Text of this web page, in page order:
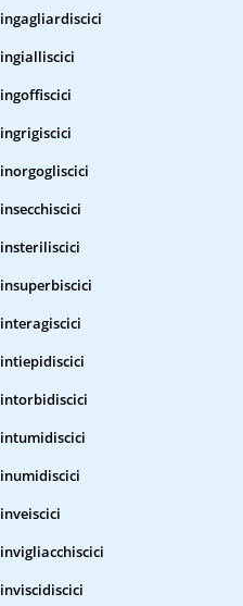
ingagliardiscici
ingialliscici
ingoffiscici
ingrigiscici
inorgogliscici
insecchiscici
insteriliscici
insuperbiscici
interagiscici
intiepidiscici
intorbidiscici
intumidiscici
inumidiscici
inveiscici
invigliacchiscici
inviscidiscici